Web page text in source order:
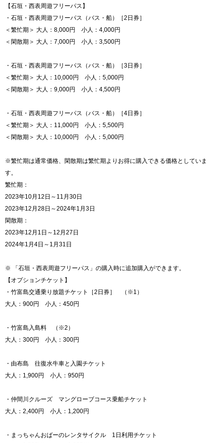
【石垣・西表周遊フリーパス】
・石垣・西表周遊フリーパス（バス・船）［2日券］
＜繁忙期＞ 大人：8,000円 小人：4,000円
＜閑散期＞ 大人：7,000円 小人：3,500円
・石垣・西表周遊フリーパス（バス・船）［3日券］
＜繁忙期＞ 大人：10,000円 小人：5,000円
＜閑散期＞ 大人：9,000円 小人：4,500円
・石垣・西表周遊フリーパス（バス・船）［4日券］
＜繁忙期＞ 大人：11,000円 小人：5,500円
＜閑散期＞ 大人：10,000円 小人：5,000円
※繁忙期は通常価格、閑散期は繁忙期よりお得に購入できる価格としていま
す。
繁忙期：
2023年10月12日～11月30日
2023年12月28日～2024年1月3日
閑散期：
2023年12月1日～12月27日
2024年1月4日～1月31日
※ 「石垣・西表周遊フリーパス」の購入時に追加購入ができます。
【オプションチケット】
・竹富島交通乗り放題チケット［2日券］ （※1）
大人：900円 小人：450円
・竹富島入島料 （※2）
大人：300円 小人：300円
・由布島 往復水牛車と入園チケット
大人：1,900円 小人：950円
・仲間川クルーズ マングローブコース乗船チケット
大人：2,400円 小人：1,200円
・まっちゃんおばーのレンタサイクル 1日利用チケット